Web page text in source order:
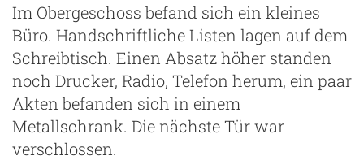
Im Obergeschoss befand sich ein kleines
Büro. Handschriftliche Listen lagen auf dem
Schreibtisch. Einen Absatz höher standen
noch Drucker, Radio, Telefon herum, ein paar
Akten befanden sich in einem
Metallschrank. Die nächste Tür war
verschlossen.